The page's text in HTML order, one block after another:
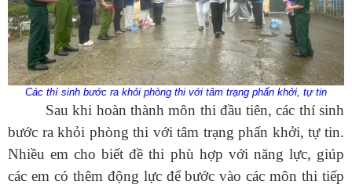
Các thí sinh bước ra khỏi phòng thi với tâm trạng phấn khởi, tự tin
Sau khi hoàn thành môn thi đầu tiên, các thí sinh
bước ra khỏi phòng thi với tâm trạng phấn khởi, tự tin.
Nhiều em cho biết đề thi phù hợp với năng lực, giúp
các em có thêm động lực để bước vào các môn thi tiếp